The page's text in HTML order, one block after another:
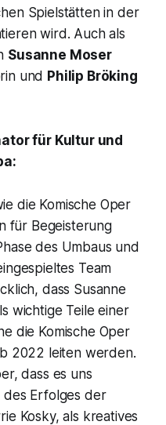
Spielstätten in der
wird. Auch als
Susanne Moser
und Philip Bröking
für Kultur und
die Komische Oper
für Begeisterung
des Umbaus und
Team
dass Susanne
wichtige Teile einer
die Komische Oper
2022 leiten werden.
dass es uns
des Erfolges der
Kosky, als kreatives